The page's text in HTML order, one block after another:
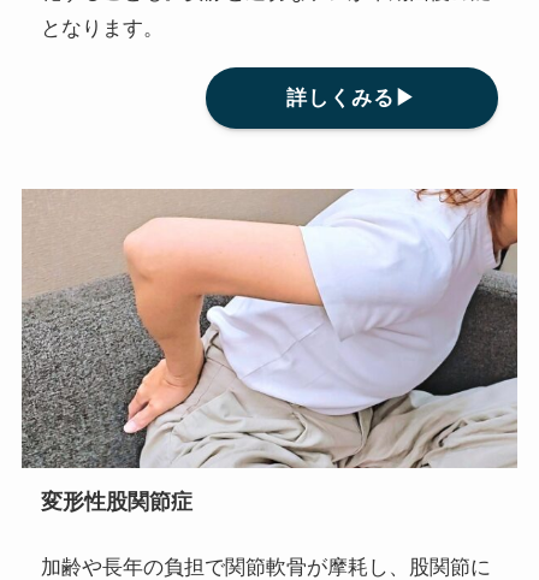
となります。
詳しくみる▶
変形性股関節症
加齢や長年の負担で関節軟骨が摩耗し、股関節に